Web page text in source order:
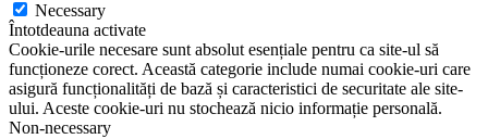
Necessary
Întotdeauna activate
Cookie-urile necesare sunt absolut esențiale pentru ca site-ul să
funcționeze corect. Această categorie include numai cookie-uri care
asigură funcționalități de bază și caracteristici de securitate ale site-
ului. Aceste cookie-uri nu stochează nicio informație personală.
Non-necessary